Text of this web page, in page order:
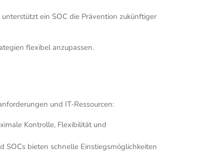
ein SOC die Prävention zukünftiger
flexibel anzupassen.
und IT-Ressourcen:
Kontrolle, Flexibilität und
bieten schnelle Einstiegsmöglichkeiten